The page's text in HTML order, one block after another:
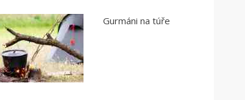
Gurmáni na túře